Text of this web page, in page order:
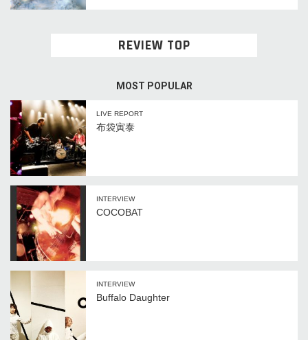
REVIEW TOP
MOST POPULAR
LIVE REPORT
布袋寅泰
INTERVIEW
COCOBAT
INTERVIEW
Buffalo Daughter